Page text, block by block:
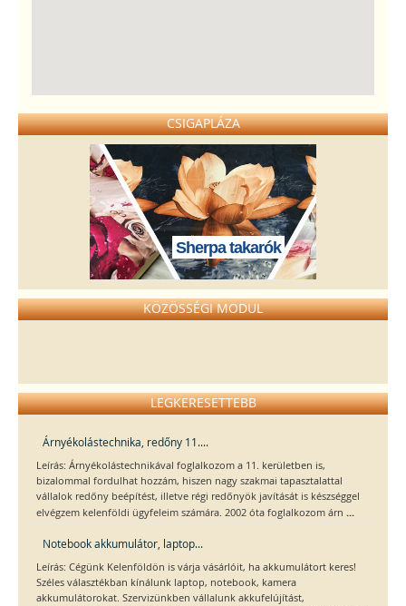
CSIGAPLÁZA
Sherpa takarók
KÖZÖSSÉGI MODUL
LEGKERESETTEBB
Árnyékolástechnika, redőny 11....
Leírás: Árnyékolástechnikával foglalkozom a 11. kerületben is,
bizalommal fordulhat hozzám, hiszen nagy szakmai tapasztalattal
vállalok redőny beépítést, illetve régi redőnyök javítását is készséggel
elvégzem kelenföldi ügyfeleim számára. 2002 óta foglalkozom árn ...
Notebook akkumulátor, laptop...
Leírás: Cégünk Kelenföldön is várja vásárlóit, ha akkumulátort keres!
Széles választékban kínálunk laptop, notebook, kamera
akkumulátorokat. Szervizünkben vállalunk akkufelújítást,